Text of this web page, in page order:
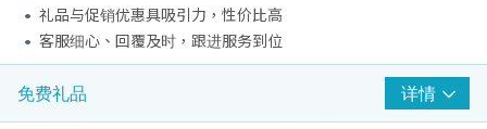
礼品与促销优惠具吸引力，性价比高
客服细心、回覆及时，跟进服务到位
负面或改进建议
免费礼品 详情